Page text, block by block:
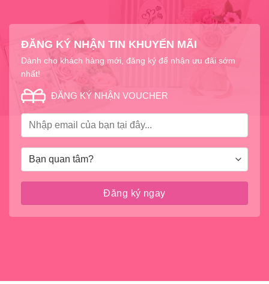
ĐĂNG KÝ NHẬN TIN KHUYẾN MÃI
Dành cho khách hàng mới, đăng ký để nhận ưu đãi sớm
nhất!
ĐĂNG KÝ NHẬN VOUCHER